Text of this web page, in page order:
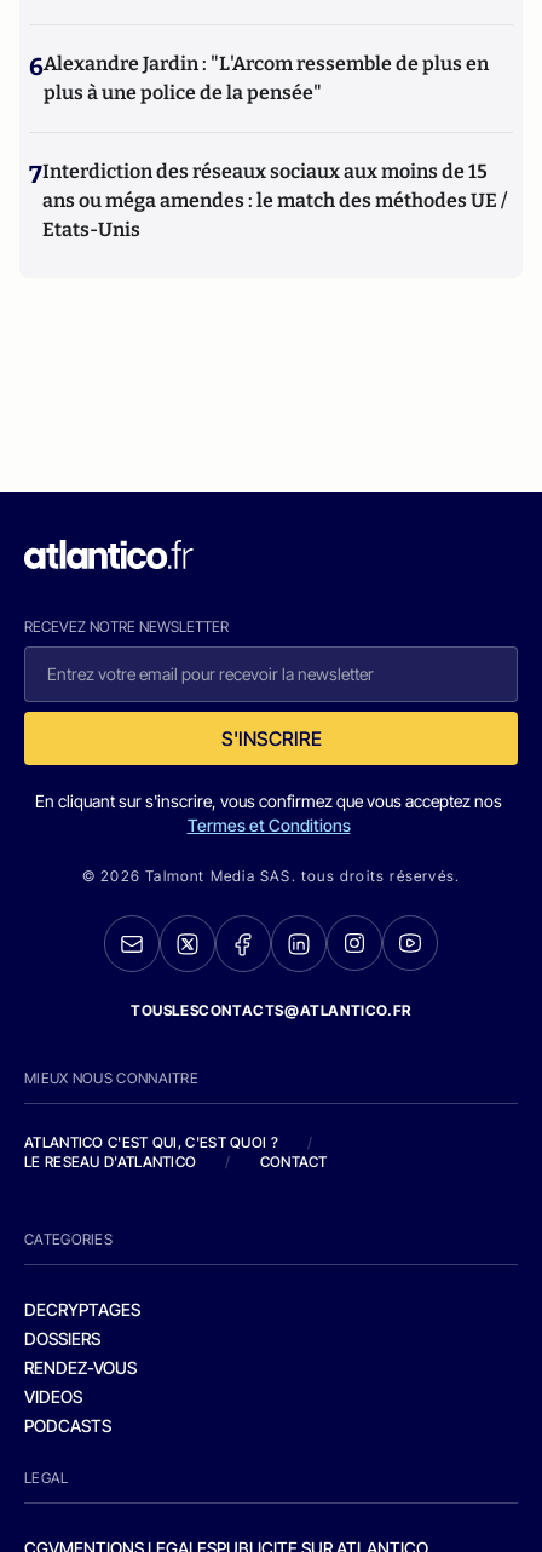
6Alexandre Jardin : "L'Arcom ressemble de plus en
plus à une police de la pensée"
7Interdiction des réseaux sociaux aux moins de 15
ans ou méga amendes : le match des méthodes UE /
Etats-Unis
RECEVEZ NOTRE NEWSLETTER
S'INSCRIRE
En cliquant sur s'inscrire, vous confirmez que vous acceptez nos
Termes et Conditions
© 2026 Talmont Media SAS. tous droits réservés.
TOUSLESCONTACTS@ATLANTICO.FR
MIEUX NOUS CONNAITRE
ATLANTICO C'EST QUI, C'EST QUOI ?
/
LE RESEAU D'ATLANTICO
/ CONTACT
CATEGORIES
DECRYPTAGES
DOSSIERS
RENDEZ-VOUS
VIDEOS
PODCASTS
LEGAL
CGVMENTIONS LEGALESPUBLICITE SUR ATLANTICO